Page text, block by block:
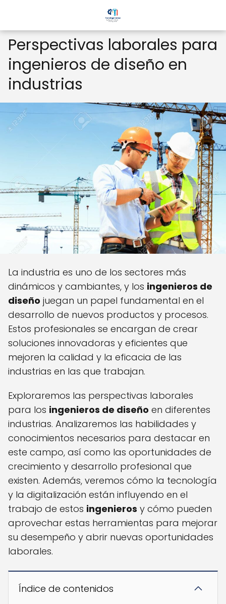
Perspectivas laborales para
ingenieros de diseño en
industrias
La industria es uno de los sectores más
dinámicos y cambiantes, y los ingenieros de
diseño juegan un papel fundamental en el
desarrollo de nuevos productos y procesos.
Estos profesionales se encargan de crear
soluciones innovadoras y eficientes que
mejoren la calidad y la eficacia de las
industrias en las que trabajan.
Exploraremos las perspectivas laborales
para los ingenieros de diseño en diferentes
industrias. Analizaremos las habilidades y
conocimientos necesarios para destacar en
este campo, así como las oportunidades de
crecimiento y desarrollo profesional que
existen. Además, veremos cómo la tecnología
y la digitalización están influyendo en el
trabajo de estos ingenieros y cómo pueden
aprovechar estas herramientas para mejorar
su desempeño y abrir nuevas oportunidades
laborales.
Índice de contenidos